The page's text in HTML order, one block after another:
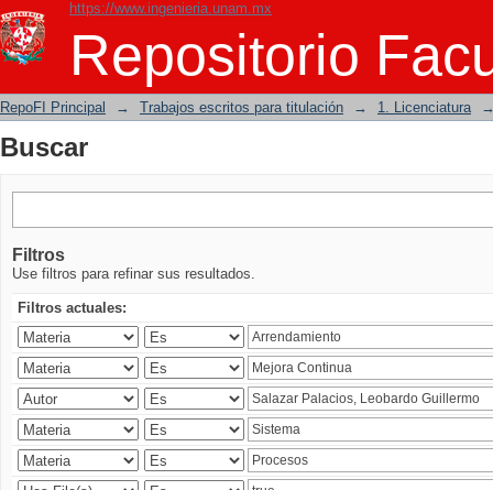
https://www.ingenieria.unam.mx
Repositorio
Buscar
RepoFI Principal → Trabajos escritos para titulación → 1. Licenciatura
Buscar
Filtros
Use filtros para refinar sus resultados.
Filtros actuales: